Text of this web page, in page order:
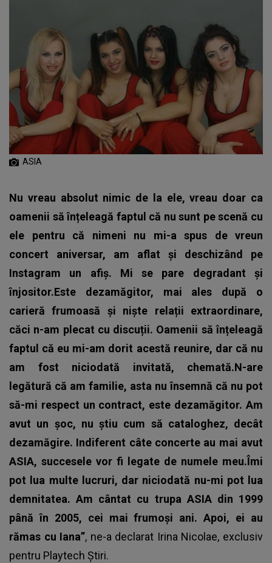
ASIA
Nu vreau absolut nimic de la ele, vreau doar ca
oamenii să înțeleagă faptul că nu sunt pe scenă cu
ele pentru că nimeni nu mi-a spus de vreun
concert aniversar, am aflat și deschizând pe
Instagram un afiș. Mi se pare degradant și
înjositor.Este dezamăgitor, mai ales după o
carieră frumoasă și niște relații extraordinare,
căci n-am plecat cu discuții. Oamenii să înțeleagă
faptul că eu mi-am dorit acestă reunire, dar că nu
am fost niciodată invitată, chemată.N-are
legătură că am familie, asta nu însemnă că nu pot
să-mi respect un contract, este dezamăgitor. Am
avut un șoc, nu știu cum să cataloghez, decât
dezamăgire. Indiferent câte concerte au mai avut
ASIA, succesele vor fi legate de numele meu.Îmi
pot lua multe lucruri, dar niciodată nu-mi pot lua
demnitatea. Am cântat cu trupa ASIA din 1999
până în 2005, cei mai frumoși ani. Apoi, ei au
rămas cu Iana”, ne-a declarat Irina Nicolae, exclusiv
pentru Playtech Știri.